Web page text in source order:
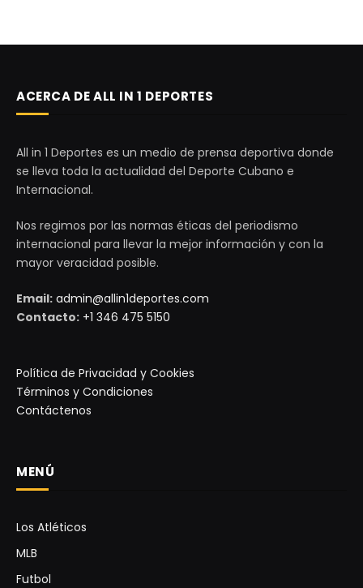
ACERCA DE ALL IN 1 DEPORTES
All in 1 Deportes es un medio de prensa deportiva donde
se lleva toda la actualidad del Deporte Cubano e
Internacional.
Nos regimos por las normas éticas del periodismo
internacional para llevar la mejor información y con la
mayor veracidad posible.
Email: admin@allin1deportes.com
Contacto: +1 346 475 5150
Política de Privacidad y Cookies
Términos y Condiciones
Contáctenos
MENÚ
Los Atléticos
MLB
Futbol